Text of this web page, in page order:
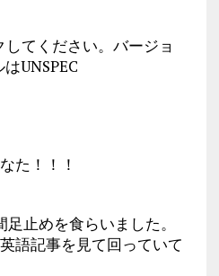
てください。バージョ
UNSPEC
た！！！
止めを食らいました。
語記事を見て回っていて